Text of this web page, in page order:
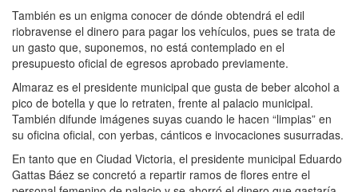
También es un enigma conocer de dónde obtendrá el edil
riobravense el dinero para pagar los vehículos, pues se trata de
un gasto que, suponemos, no está contemplado en el
presupuesto oficial de egresos aprobado previamente.
Almaraz es el presidente municipal que gusta de beber alcohol a
pico de botella y que lo retraten, frente al palacio municipal.
También difunde imágenes suyas cuando le hacen “limpias” en
su oficina oficial, con yerbas, cánticos e invocaciones susurradas.
En tanto que en Ciudad Victoria, el presidente municipal Eduardo
Gattas Báez se concretó a repartir ramos de flores entre el